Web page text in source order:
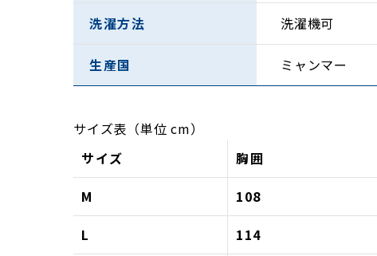
洗濯方法 洗濯機可
生産国 ミャンマー
サイズ表（単位 cm）
サイズ
胸囲
M
108
L
114